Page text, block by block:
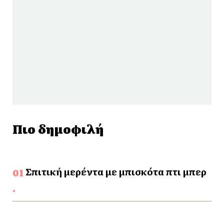
Πιο δημοφιλή
Σπιτική μερέντα με μπισκότα πτι μπερ